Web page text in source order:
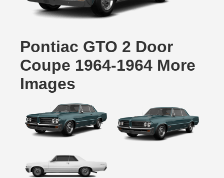
Pontiac GTO 2 Door
Coupe 1964-1964 More
Images